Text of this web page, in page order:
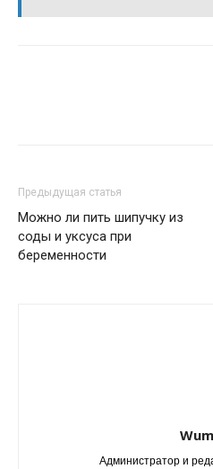
Предыдущая статья
Можно ли пить шипучку из
соды и уксуса при
беременности
Администратор и